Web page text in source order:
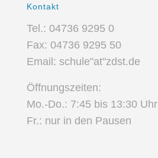
Kontakt
Tel.: 04736 9295 0
Fax: 04736 9295 50
Email: schule"at"zdst.de
Öffnungszeiten:
Mo.-Do.: 7:45 bis 13:30 Uhr
Fr.: nur in den Pausen